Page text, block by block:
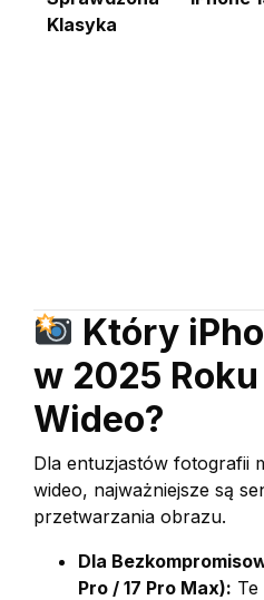
Klasyka
Który
w 2025
Wideo?
Dla entuzjastów fotografii
wideo, najważniejsze są
przetwarzania obrazu.
Dla
Pro / 17 Pro Max):